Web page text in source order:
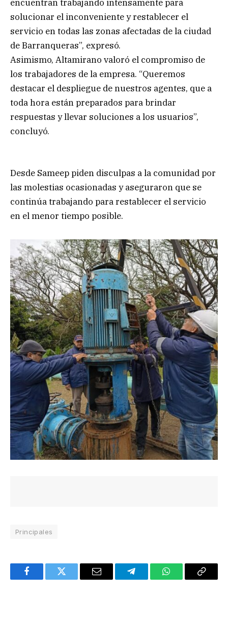
encuentran trabajando intensamente para
solucionar el inconveniente y restablecer el
servicio en todas las zonas afectadas de la ciudad
de Barranqueras”, expresó.
Asimismo, Altamirano valoró el compromiso de
los trabajadores de la empresa. “Queremos
destacar el despliegue de nuestros agentes, que a
toda hora están preparados para brindar
respuestas y llevar soluciones a los usuarios”,
concluyó.
Desde Sameep piden disculpas a la comunidad por
las molestias ocasionadas y aseguraron que se
continúa trabajando para restablecer el servicio
en el menor tiempo posible.
Principales
FacebookTwitter Email TelegramWhatsAppCopy